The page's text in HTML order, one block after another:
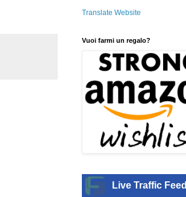
Translate Website
Vuoi farmi un regalo?
Live Traffic Feed